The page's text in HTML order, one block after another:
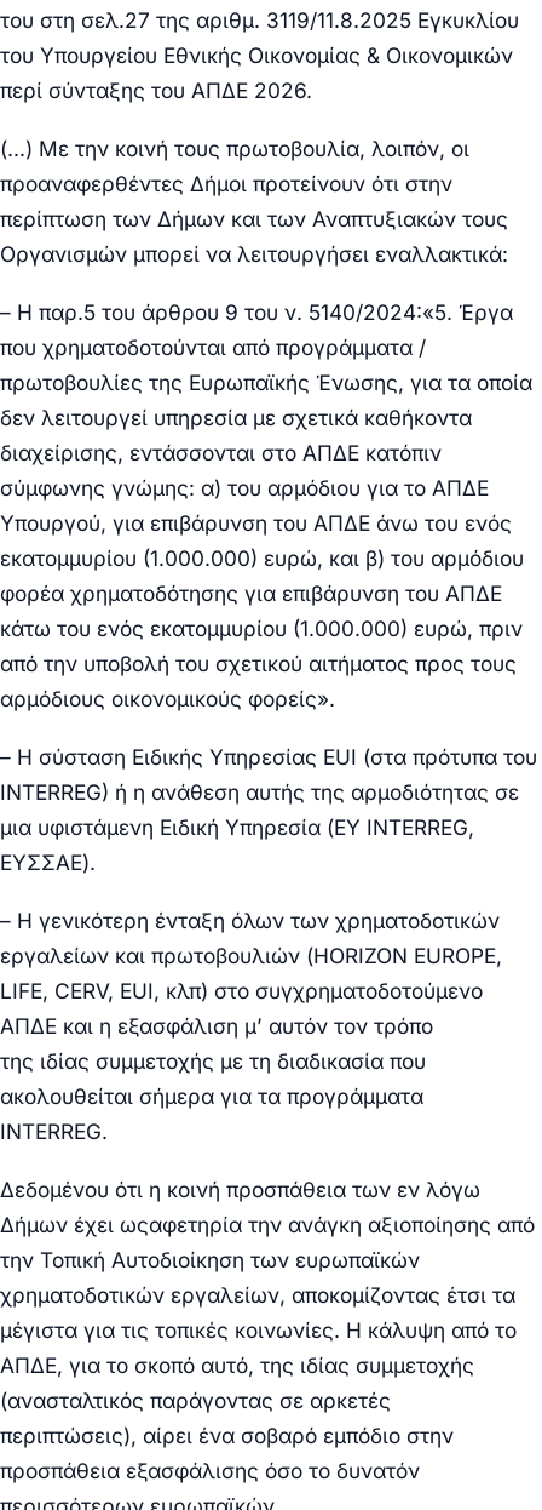
του στη σελ.27 της αριθμ. 3119/11.8.2025 Εγκυκλίου
του Υπουργείου Εθνικής Οικονομίας & Οικονομικών
περί σύνταξης του ΑΠΔΕ 2026.
(…) Με την κοινή τους πρωτοβουλία, λοιπόν, οι
προαναφερθέντες Δήμοι προτείνουν ότι στην
περίπτωση των Δήμων και των Αναπτυξιακών τους
Οργανισμών μπορεί να λειτουργήσει εναλλακτικά:
– Η παρ.5 του άρθρου 9 του ν. 5140/2024:«5. Έργα
που χρηματοδοτούνται από προγράμματα /
πρωτοβουλίες της Ευρωπαϊκής Ένωσης, για τα οποία
δεν λειτουργεί υπηρεσία με σχετικά καθήκοντα
διαχείρισης, εντάσσονται στο ΑΠΔΕ κατόπιν
σύμφωνης γνώμης: α) του αρμόδιου για το ΑΠΔΕ
Υπουργού, για επιβάρυνση του ΑΠΔΕ άνω του ενός
εκατομμυρίου (1.000.000) ευρώ, και β) του αρμόδιου
φορέα χρηματοδότησης για επιβάρυνση του ΑΠΔΕ
κάτω του ενός εκατομμυρίου (1.000.000) ευρώ, πριν
από την υποβολή του σχετικού αιτήματος προς τους
αρμόδιους οικονομικούς φορείς».
– Η σύσταση Ειδικής Υπηρεσίας EUI (στα πρότυπα του
INTERREG) ή η ανάθεση αυτής της αρμοδιότητας σε
μια υφιστάμενη Ειδική Υπηρεσία (ΕΥ INTERREG,
ΕΥΣΣΑΕ).
– Η γενικότερη ένταξη όλων των χρηματοδοτικών
εργαλείων και πρωτοβουλιών (HORIZON EUROPE,
LIFE, CERV, EUI, κλπ) στο συγχρηματοδοτούμενο
ΑΠΔΕ και η εξασφάλιση μ’ αυτόν τον τρόπο
της ιδίας συμμετοχής με τη διαδικασία που
ακολουθείται σήμερα για τα προγράμματα
INTERREG.
Δεδομένου ότι η κοινή προσπάθεια των εν λόγω
Δήμων έχει ωςαφετηρία την ανάγκη αξιοποίησης από
την Τοπική Αυτοδιοίκηση των ευρωπαϊκών
χρηματοδοτικών εργαλείων, αποκομίζοντας έτσι τα
μέγιστα για τις τοπικές κοινωνίες. Η κάλυψη από το
ΑΠΔΕ, για το σκοπό αυτό, της ιδίας συμμετοχής
(ανασταλτικός παράγοντας σε αρκετές
περιπτώσεις), αίρει ένα σοβαρό εμπόδιο στην
προσπάθεια εξασφάλισης όσο το δυνατόν